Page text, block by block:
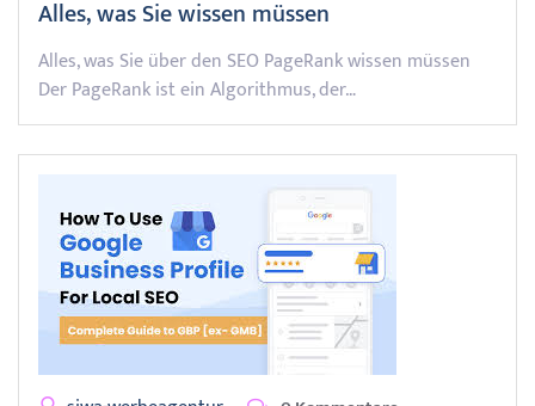
Alles, was Sie wissen müssen
Alles, was Sie über den SEO PageRank wissen müssen
Der PageRank ist ein Algorithmus, der…